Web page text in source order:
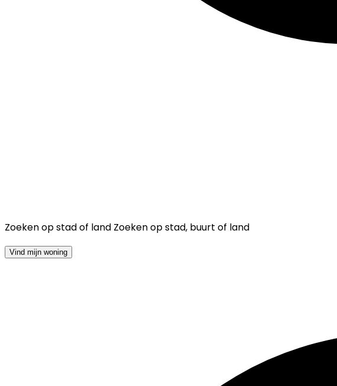
Zoeken op stad of land Zoeken op stad, buurt of land
Vind mijn woning